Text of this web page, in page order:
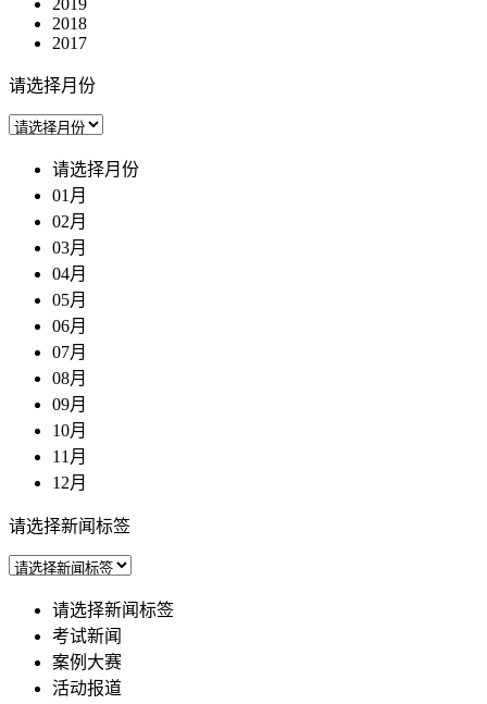
2019
2018
2017
请选择月份
请选择月份
01月
02月
03月
04月
05月
06月
07月
08月
09月
10月
11月
12月
请选择新闻标签
请选择新闻标签
考试新闻
案例大赛
活动报道